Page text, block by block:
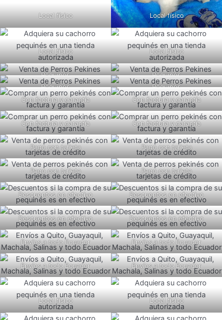
Local físico Local físico
Local físico Local físico
Pequinés
Pequinés
Pequinés
Pequinés
Con factura y garantía
Con factura y garantía
Con factura y garantía Con factura y garantía
Pago con tarjeta Pago con tarjeta
Pago con tarjeta Pago con tarjeta
Descuentos en efectivo Descuentos en efectivo
Descuentos en efectivo Descuentos en efectivo
Envíos a todo Ecuador Envíos a todo Ecuador
Envíos a todo Ecuador Envíos a todo Ecuador
Local físico Local físico